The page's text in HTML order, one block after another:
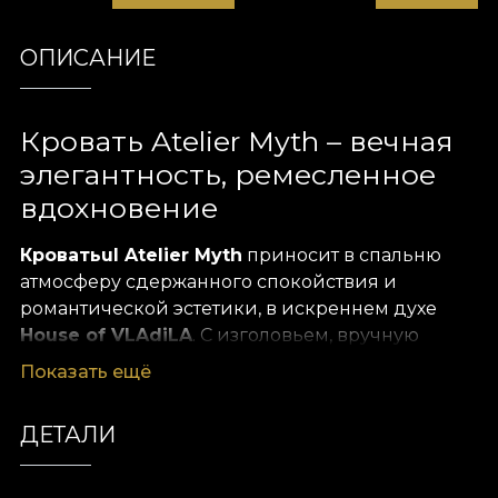
ОПИСАНИЕ
Кровать Atelier Myth – вечная
элегантность, ремесленное
вдохновение
Кроватьul Atelier Myth приносит в спальню
атмосферу сдержанного спокойствия и
романтической эстетики, в искреннем духе
House of VLAdiLA. С изголовьем, вручную
обитым тонкой цветочной тканью, и тщательно
утончённым стилем. Каждый элемент — это
заявление о вкусе, превращающее комнату в
Показать ещё
ДЕТАЛИ